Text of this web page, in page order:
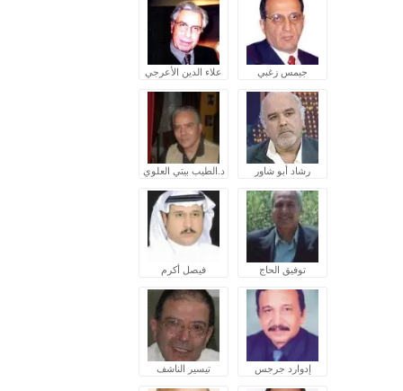
جيمس زغبي علاء الدين الأعرجي
رشاد أبو شاور د.الطيب بيتي العلوي
توفيق الحاج فيصل أكرم
إدوارد جرجس تيسير الناشف